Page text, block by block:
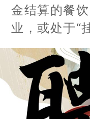
金结算的餐
业，或处于“